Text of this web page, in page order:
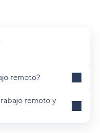
remoto?
remoto y